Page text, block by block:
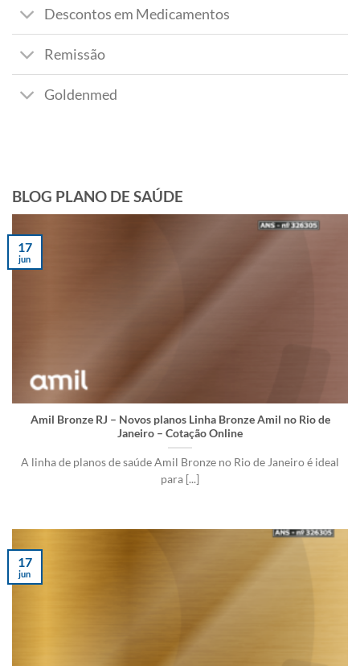
Descontos em Medicamentos
Remissão
Goldenmed
BLOG PLANO DE SAÚDE
Amil Bronze RJ – Novos planos Linha Bronze Amil no Rio de
Janeiro – Cotação Online
A linha de planos de saúde Amil Bronze no Rio de Janeiro é ideal
para [...]
17
jun
17
jun